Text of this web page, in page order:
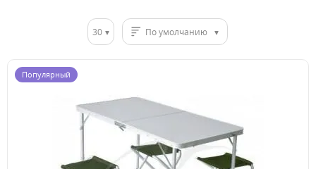
30 По умолчанию
Популярный